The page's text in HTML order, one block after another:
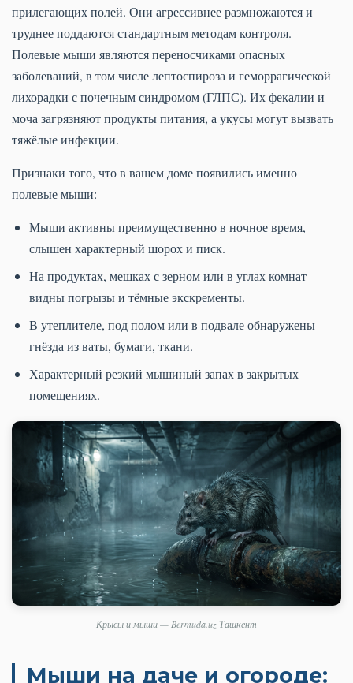
прилегающих полей. Они агрессивнее размножаются и
труднее поддаются стандартным методам контроля.
Полевые мыши являются переносчиками опасных
заболеваний, в том числе лептоспироза и геморрагической
лихорадки с почечным синдромом (ГЛПС). Их фекалии и
моча загрязняют продукты питания, а укусы могут вызвать
тяжёлые инфекции.
Признаки того, что в вашем доме появились именно
полевые мыши:
Мыши активны преимущественно в ночное время,
слышен характерный шорох и писк.
На продуктах, мешках с зерном или в углах комнат
видны погрызы и тёмные экскременты.
В утеплителе, под полом или в подвале обнаружены
гнёзда из ваты, бумаги, ткани.
Характерный резкий мышиный запах в закрытых
помещениях.
Крысы и мыши — Bermuda.uz Ташкент
Мыши на даче и огороде: